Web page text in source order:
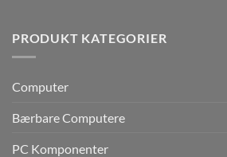
PRODUKT KATEGORIER
Computer
Bærbare Computere
PC Komponenter